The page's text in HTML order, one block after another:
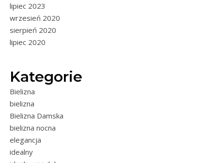
lipiec 2023
wrzesień 2020
sierpień 2020
lipiec 2020
Kategorie
Bielizna
bielizna
Bielizna Damska
bielizna nocna
elegancja
idealny